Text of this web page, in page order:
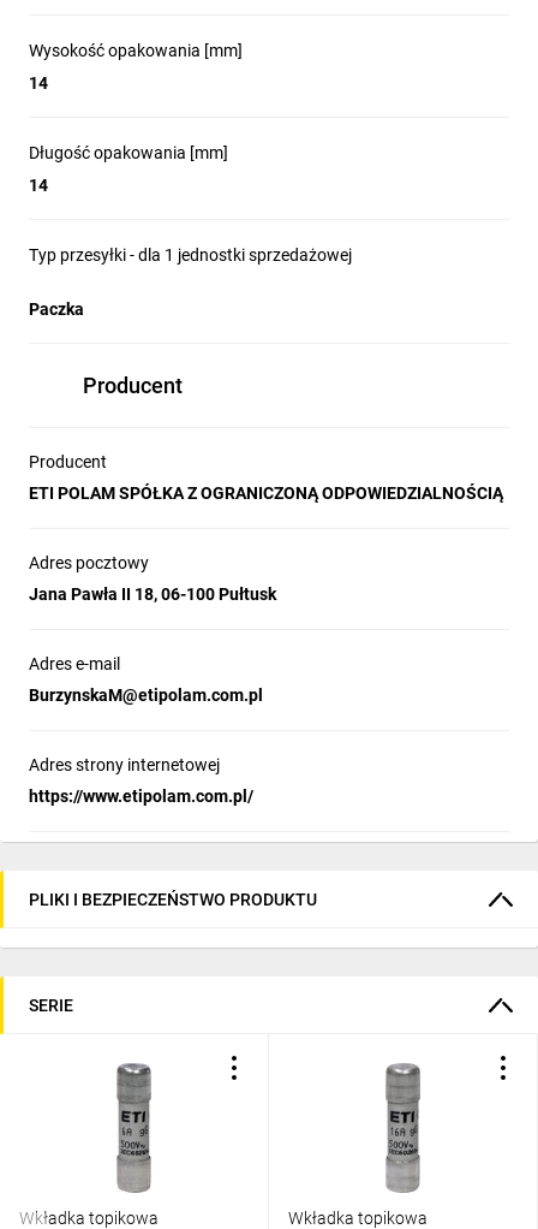
Wysokość opakowania [mm]
14
Długość opakowania [mm]
14
Typ przesyłki - dla 1 jednostki sprzedażowej
Paczka
Producent
Producent
ETI POLAM SPÓŁKA Z OGRANICZONĄ ODPOWIEDZIALNOŚCIĄ
Adres pocztowy
Jana Pawła II 18, 06-100 Pułtusk
Adres e-mail
BurzynskaM@etipolam.com.pl
Adres strony internetowej
https://www.etipolam.com.pl/
PLIKI I BEZPIECZEŃSTWO PRODUKTU
SERIE
Wkładka topikowa
Wkładka topikowa